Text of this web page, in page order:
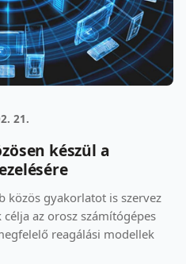
21.
készül a
közös gyakorlatot is szervez
az orosz számítógépes
reagálási modellek